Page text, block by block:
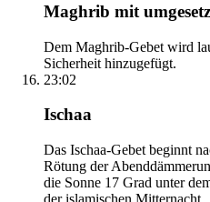
Maghrib mit
Dem Maghrib-Gebet wird
Sicherheit hinzugefügt.
23:02
Ischaa
Das Ischaa-Gebet beginnt
Rötung der
die Sonne 17 Grad unter
der islamischen Mitternacht.